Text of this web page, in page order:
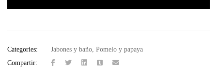
Categories: Jabones y baño Pomelo y papaya
Compartir: